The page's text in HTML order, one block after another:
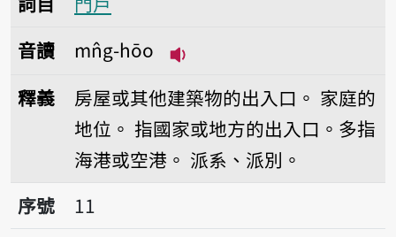
音讀
mn̂g-hōo
釋義 房屋或其他建築物的出入口。 家庭的
地位。 指國家或地方的出入口。多指
海港或空港。 派系、派別。
序號11報戶口
序號
11